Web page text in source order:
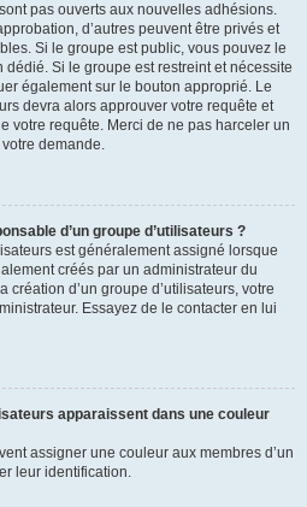
pas ouverts aux nouvelles adhésions.
d’autres peuvent être privés et
Si le groupe est public, vous pouvez le
Si le groupe est restreint et nécessite
également sur le bouton approprié. Le
devra alors approuver votre requête et
votre requête. Merci de ne pas harceler un
demande.
d’un groupe d’utilisateurs ?
est généralement assigné lorsque
créés par un administrateur du
création d’un groupe d’utilisateurs, votre
Essayez de le contacter en lui
apparaissent dans une couleur
assigner une couleur aux membres d’un
leur identification.